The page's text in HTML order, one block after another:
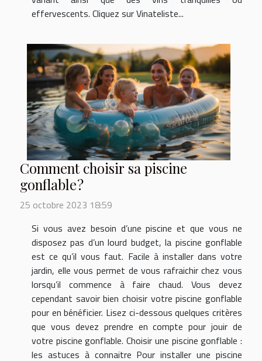
effervescents. Cliquez sur Vinateliste...
Comment choisir sa piscine
gonflable ?
25 octobre 2023 18:59
Si vous avez besoin d’une piscine et que vous ne
disposez pas d’un lourd budget, la piscine gonflable
est ce qu’il vous faut. Facile à installer dans votre
jardin, elle vous permet de vous rafraichir chez vous
lorsqu’il commence à faire chaud. Vous devez
cependant savoir bien choisir votre piscine gonflable
pour en bénéficier. Lisez ci-dessous quelques critères
que vous devez prendre en compte pour jouir de
votre piscine gonflable. Choisir une piscine gonflable :
les astuces à connaitre Pour installer une piscine